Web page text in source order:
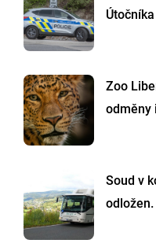
Zoo
odměny
Soud v